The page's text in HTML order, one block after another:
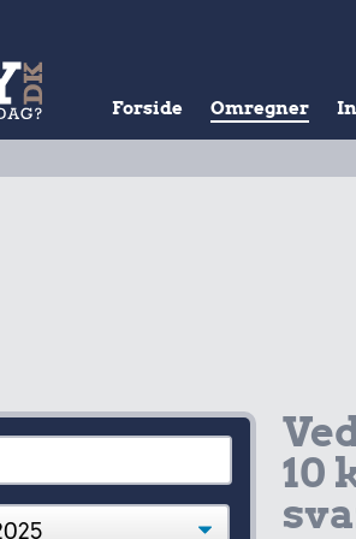
Forside Omregner
10